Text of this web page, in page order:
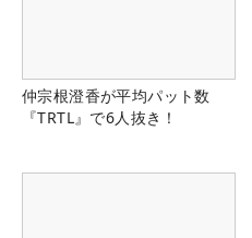
仲宗根澄香が平均パット数
『TRTL』で6人抜き！